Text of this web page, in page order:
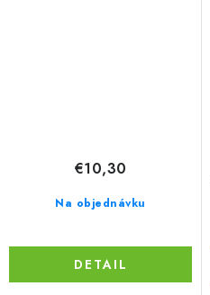
Na objednávku
€10,30
DETAIL